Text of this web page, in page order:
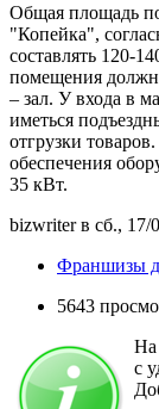
Общая площадь
"Копейка",
составлять 120-
помещения
– зал. У входа в
иметься
отгрузки
обеспечения
35 кВт.
bizwriter в сб., 17/
Франшизы
5643
На
с